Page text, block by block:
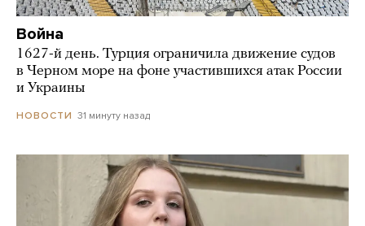
Война
1627-й день. Турция ограничила движение судов
в Черном море на фоне участившихся атак России
и Украины
НОВОСТИ 31 минуту назад